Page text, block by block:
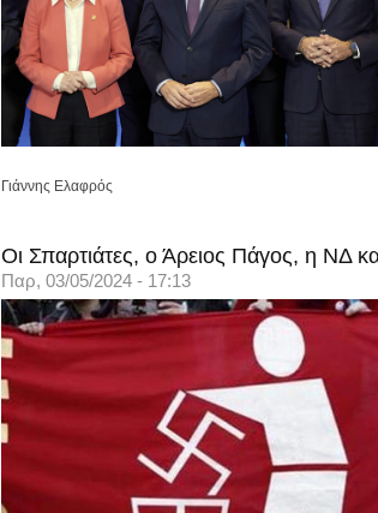
Γιάννης Ελαφρός
Οι Σπαρτιάτες, ο Άρειος Πάγος, η ΝΔ
Παρ, 03/05/2024 - 17:13